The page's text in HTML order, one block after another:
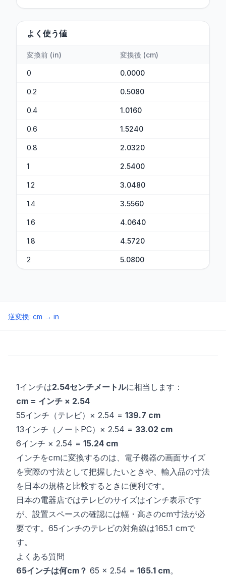
よく使う値
変換前 (in) 変換後 (cm)
0 0.0000
0.2 0.5080
0.4 1.0160
0.6 1.5240
0.8 2.0320
1 2.5400
1.2 3.0480
1.4 3.5560
1.6 4.0640
1.8 4.5720
2 5.0800
逆変換: cm → in
1インチは2.54センチメートルに相当します：
cm = インチ × 2.54
55インチ（テレビ）× 2.54 = 139.7 cm
13インチ（ノートPC）× 2.54 = 33.02 cm
6インチ × 2.54 = 15.24 cm
インチをcmに変換するのは、電子機器の画面サイズ
を実際の寸法として把握したいときや、輸入品の寸法
を日本の規格と比較するときに便利です。
日本の電器店ではテレビのサイズはインチ表示です
が、設置スペースの確認には幅・高さのcm寸法が必
要です。65インチのテレビの対角線は165.1 cmで
す。
よくある質問
65インチは何cm？ 65 × 2.54 = 165.1 cm。